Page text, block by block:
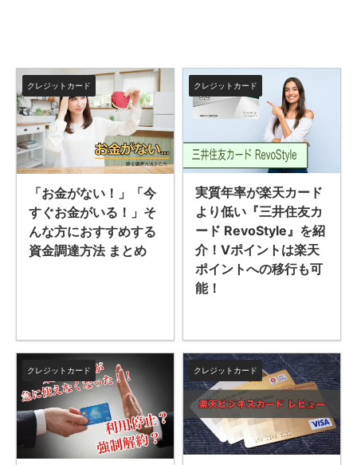
クレジットカード
「お金がない！」「今
すぐお金がいる！」そ
んな方におすすめする
資金調達方法 まとめ
クレジットカード
実質年率が楽天カード
より低い『三井住友カ
ード RevoStyle』を紹
介！Vポイントは楽天
ポイントへの移行も可
能！
クレジットカード クレジットカード